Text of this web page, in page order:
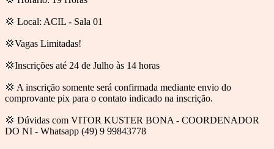
💢 Local: ACIL - Sala 01
💢Vagas Limitadas!
💢Inscrições até 24 de Julho às 14 horas
💢 A inscrição somente será confirmada mediante envio do
comprovante pix para o contato indicado na inscrição.
💢 Dúvidas com VITOR KUSTER BONA - COORDENADOR
DO NI - Whatsapp (49) 9 99843778